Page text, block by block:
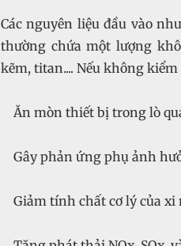
Các nguyên liệu đầu vào
thường chứa một lượng
kẽm, titan.... Nếu không
Ăn mòn thiết bị trong lò
Gây phản ứng phụ ảnh
Giảm tính chất cơ lý của xi